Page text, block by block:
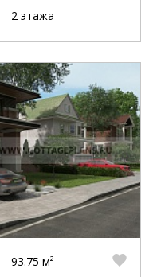
2 этажа
93.75 м²